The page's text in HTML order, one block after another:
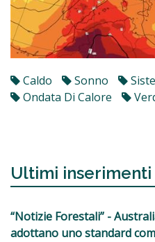
Caldo Sonno
Ondata Di Calore
Ultimi inserimenti
“Notizie Forestali” -
adottano uno standard